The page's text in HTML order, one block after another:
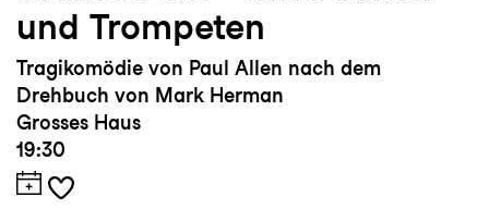
und Trompeten
Tragikomödie von Paul Allen nach dem
Drehbuch von Mark Herman
Grosses Haus
19:30